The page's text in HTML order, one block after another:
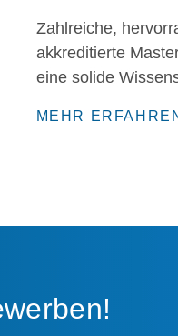
Zahlreiche,
akkreditierte
eine solide
MEHR